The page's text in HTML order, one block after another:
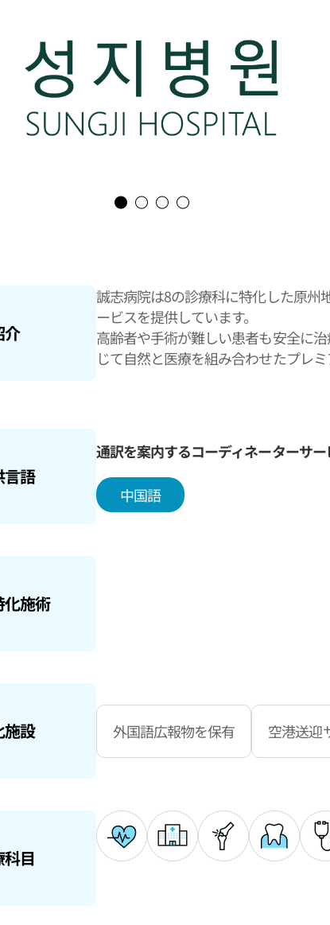
介
誠志病院は8の診療科に特化した原州
ービスを提供しています。
高齢者や手術が難しい患者も安全に
じて自然と医療を組み合わせたプレ
言語
通訳を案内するコーディネーターサー
中国語
施術
施設 外国語広報物を保有 空港送迎
目